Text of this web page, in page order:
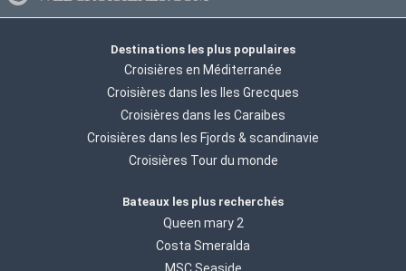
Destinations les plus populaires
Croisières en Méditerranée
Croisières dans les Iles Grecques
Croisières dans les Caraibes
Croisières dans les Fjords & scandinavie
Croisières Tour du monde
Bateaux les plus recherchés
Queen mary 2
Costa Smeralda
MSC Seaside